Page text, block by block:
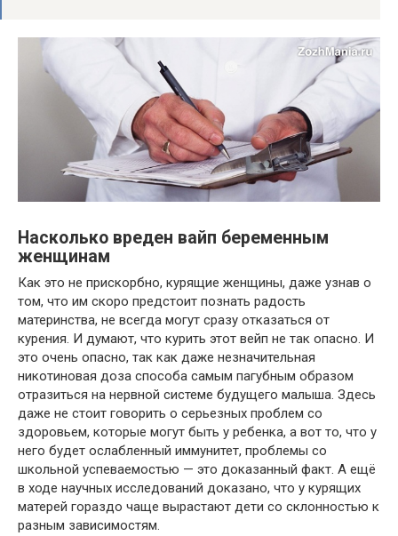
Насколько вреден вайп беременным
женщинам
Как это не прискорбно, курящие женщины, даже узнав о
том, что им скоро предстоит познать радость
материнства, не всегда могут сразу отказаться от
курения. И думают, что курить этот вейп не так опасно. И
это очень опасно, так как даже незначительная
никотиновая доза способа самым пагубным образом
отразиться на нервной системе будущего малыша. Здесь
даже не стоит говорить о серьезных проблем со
здоровьем, которые могут быть у ребенка, а вот то, что у
него будет ослабленный иммунитет, проблемы со
школьной успеваемостью — это доказанный факт. А ещё
в ходе научных исследований доказано, что у курящих
матерей гораздо чаще вырастают дети со склонностью к
разным зависимостям.